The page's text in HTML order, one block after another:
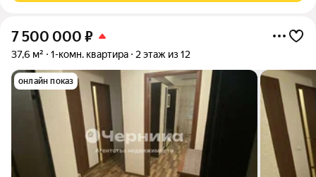
7 500 000 ₽
37,6 м² 1-комн. квартира 2 этаж из 12
онлайн показ